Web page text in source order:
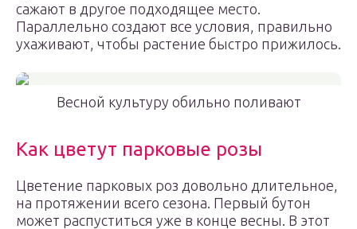
сажают в другое подходящее место.
Параллельно создают все условия, правильно
ухаживают, чтобы растение быстро прижилось.
Весной культуру обильно поливают
Как цветут парковые розы
Цветение парковых роз довольно длительное,
на протяжении всего сезона. Первый бутон
может распуститься уже в конце весны. В этот